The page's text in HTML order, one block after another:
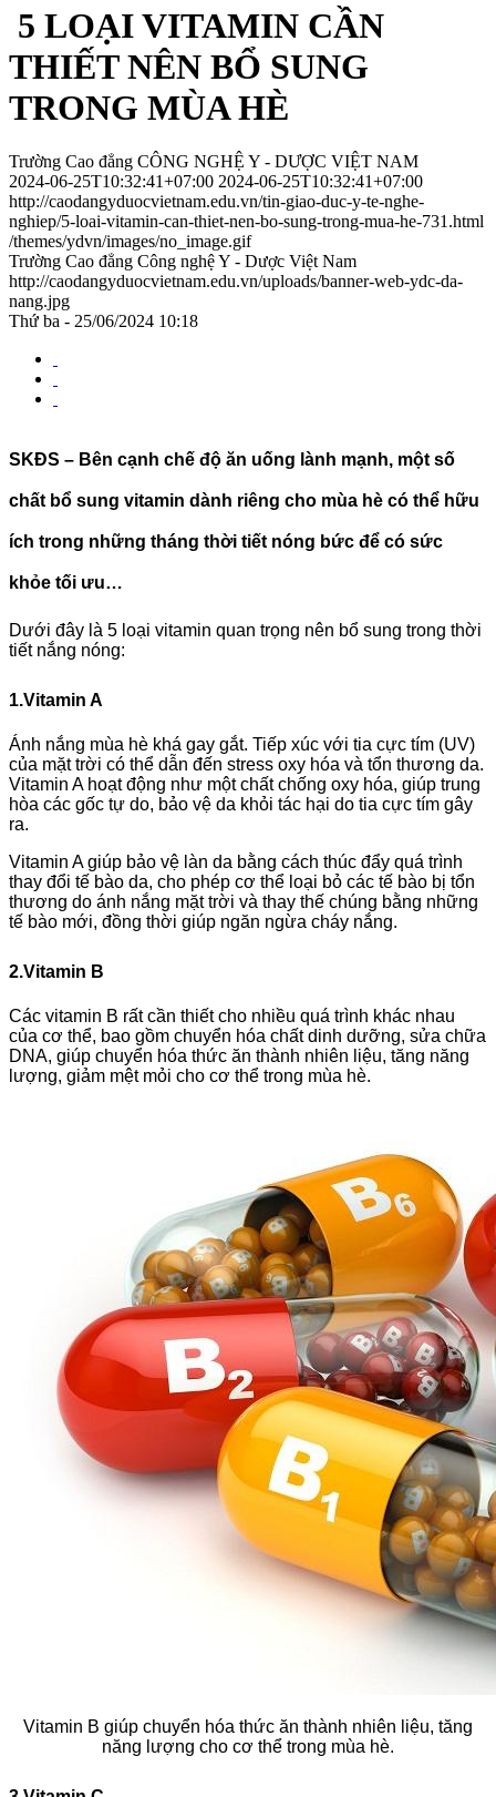
5 LOẠI VITAMIN CẦN
THIẾT NÊN BỔ SUNG
TRONG MÙA HÈ
Trường Cao đẳng CÔNG NGHỆ Y - DƯỢC VIỆT NAM
2024-06-25T10:32:41+07:00 2024-06-25T10:32:41+07:00
http://caodangyduocvietnam.edu.vn/tin-giao-duc-y-te-nghe-
nghiep/5-loai-vitamin-can-thiet-nen-bo-sung-trong-mua-he-731.html
/themes/ydvn/images/no_image.gif
Trường Cao đẳng Công nghệ Y - Dược Việt Nam
http://caodangyduocvietnam.edu.vn/uploads/banner-web-ydc-da-
nang.jpg
Thứ ba - 25/06/2024 10:18
SKĐS – Bên cạnh chế độ ăn uống lành mạnh, một số
chất bổ sung vitamin dành riêng cho mùa hè có thể hữu
ích trong những tháng thời tiết nóng bức để có sức
khỏe tối ưu…
Dưới đây là 5 loại vitamin quan trọng nên bổ sung trong thời
tiết nắng nóng:
1.Vitamin A
Ánh nắng mùa hè khá gay gắt. Tiếp xúc với tia cực tím (UV)
của mặt trời có thể dẫn đến stress oxy hóa và tổn thương da.
Vitamin A hoạt động như một chất chống oxy hóa, giúp trung
hòa các gốc tự do, bảo vệ da khỏi tác hại do tia cực tím gây
ra.
Vitamin A giúp bảo vệ làn da bằng cách thúc đẩy quá trình
thay đổi tế bào da, cho phép cơ thể loại bỏ các tế bào bị tổn
thương do ánh nắng mặt trời và thay thế chúng bằng những
tế bào mới, đồng thời giúp ngăn ngừa cháy nắng.
2.Vitamin B
Các vitamin B rất cần thiết cho nhiều quá trình khác nhau
của cơ thể, bao gồm chuyển hóa chất dinh dưỡng, sửa chữa
DNA, giúp chuyển hóa thức ăn thành nhiên liệu, tăng năng
lượng, giảm mệt mỏi cho cơ thể trong mùa hè.
Vitamin B giúp chuyển hóa thức ăn thành nhiên liệu, tăng
năng lượng cho cơ thể trong mùa hè.